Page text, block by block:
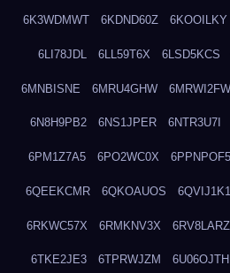
6K3WDMWT 6KDND60Z 6KOOILKY
6LI78JDL 6LL59T6X 6LSD5KCS
6MNBISNE 6MRU4GHW 6MRWI2FW
6N8H9PB2 6NS1JPER 6NTR3U7I
6PM1Z7A5 6PO2WC0X 6PPNPOF5
6QEEKCMR 6QKOAUOS 6QVIJ1K1
6RKWC57X 6RMKNV3X 6RV8LARZ
6TKE2JE3 6TPRWJZM 6U06OJTH